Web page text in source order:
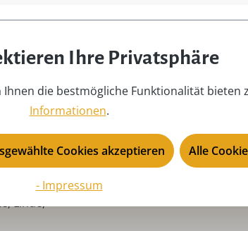
Linde,
Sicherheitshinweis:
und
und
Themen:
USP:
Ihre Privatsphäre
die bestmögliche Funktionalität bieten
Informationen.
Cookies akzeptieren Alle
- Impressum